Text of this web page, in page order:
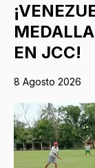
EN JCC!
8 Agosto 2026